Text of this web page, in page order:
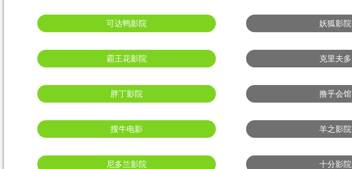
可达鸭影院 妖狐影院
霸王花影院 克里夫多
胖丁影院 撸乎会馆
搜牛电影 羊之影院
尼多兰影院 十分影院